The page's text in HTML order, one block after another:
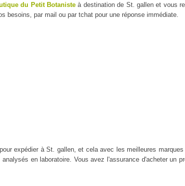
du Petit Botaniste à destination de St. gallen et vous
besoins, par mail ou par tchat pour une réponse immédiate.
expédier à St. gallen, et cela avec les meilleures
en laboratoire. Vous avez l'assurance d'acheter un